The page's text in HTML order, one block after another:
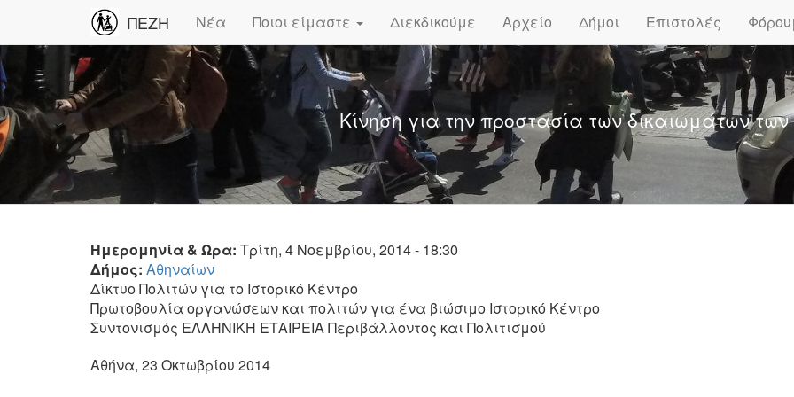
ΠΕΖΗ Νέα Ποιοι είμαστε Διεκδικούμε Αρχείο Δήμοι Επιστολές
Κίνηση για την προστασία των δικαιωμάτων
Ημερομηνία & Ώρα: Τρίτη, 4 Νοεμβρίου, 2014 - 18:30
Δήμος: Αθηναίων
Δίκτυο Πολιτών για το Ιστορικό Κέντρο
Πρωτοβουλία οργανώσεων και πολιτών για ένα βιώσιμο Ιστορικό Κέντρο
Συντονισμός ΕΛΛΗΝΙΚΗ ΕΤΑΙΡΕΙΑ Περιβάλλοντος και Πολιτισμού
Αθήνα, 23 Οκτωβρίου 2014